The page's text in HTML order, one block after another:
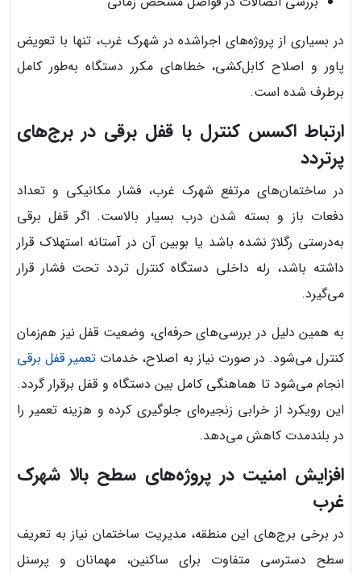
در بسیاری از پروژه‌های اجراشده در شهرک غرب، تنها با تعویض
پاور و اصلاح کابل‌کشی، خطاهای مکرر دستگاه به‌طور کامل
برطرف شده است.
ارتباط اکسس کنترل با قفل برقی در برج‌های
پرتردد
در ساختمان‌های مرتفع شهرک غرب، فشار مکانیکی و تعداد
دفعات باز و بسته شدن درب بسیار بالاست. اگر قفل برقی
به‌درستی رگلاژ نشده باشد یا بوبین آن در آستانه استهلاک قرار
داشته باشد، رله داخلی دستگاه کنترل تردد تحت فشار قرار
می‌گیرد.
به همین دلیل در بررسی‌های حرفه‌ای، وضعیت قفل نیز هم‌زمان
کنترل می‌شود. در صورت نیاز به اصلاح، خدمات تعمیر قفل برقی
انجام می‌شود تا هماهنگی کامل بین دستگاه و قفل برقرار گردد.
این رویکرد از خرابی زنجیره‌ای جلوگیری کرده و هزینه تعمیر را
در بلندمدت کاهش می‌دهد.
افزایش امنیت در پروژه‌های سطح بالا شهرک
غرب
در برخی برج‌های این منطقه، مدیریت ساختمان نیاز به تعریف
سطح دسترسی متفاوت برای ساکنین، مهمانان و پرسنل